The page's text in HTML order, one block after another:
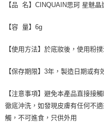
【品 名】CINQUAIN思珂 星魅晶
【容 量】6g
【使用方法】於底妝後，使用粉
【保存期限】3年，製造日期或
【注意事項】避免本產品直接接
徹底沖洗，如發現皮膚有任何不
觸，不可進食，只供外用